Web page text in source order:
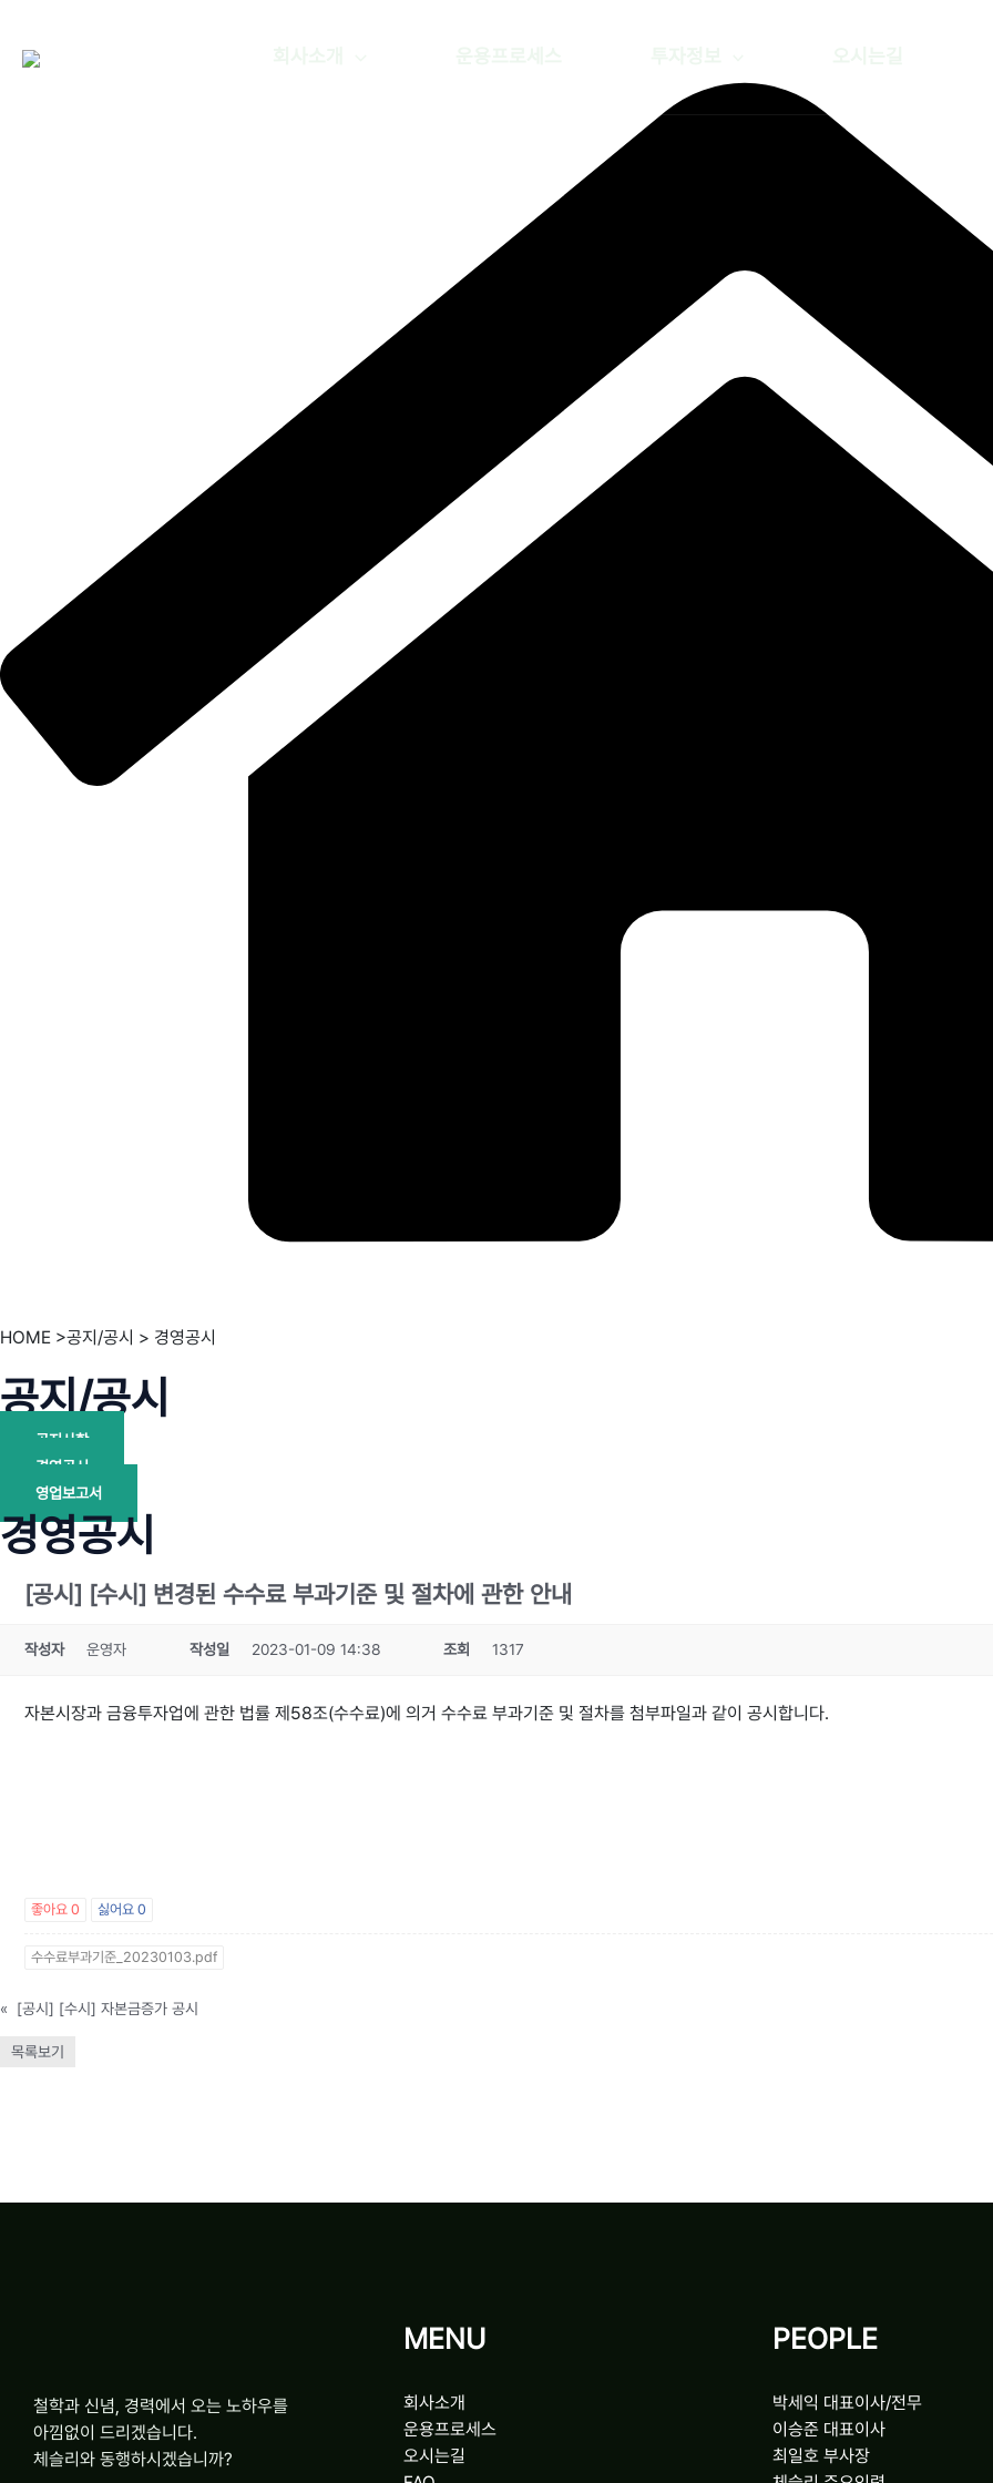
HOME >공지/공시 > 경영공시
공지/공시
공지사항
경영공시
영업보고서
경영공시
[공시] [수시] 변경된 수수료 부과기준 및 절차에 관한 안내
작성자 운영자 작성일 2023-01-09 14:38 조회 1317
자본시장과 금융투자업에 관한 법률 제58조(수수료)에 의거 수수료 부과기준 및 절차를 첨부파일과 같이 공시합니다.
좋아요 0 싫어요 0
수수료부과기준_20230103.pdf
« [공시] [수시] 자본금증가 공시
목록보기
철학과 신념, 경력에서 오는 노하우를
아낌없이 드리겠습니다.
체슬리와 동행하시겠습니까?
MENU
회사소개
운용프로세스
오시는길
PEOPLE
박세익 대표이사/전무
이승준 대표이사
최일호 부사장